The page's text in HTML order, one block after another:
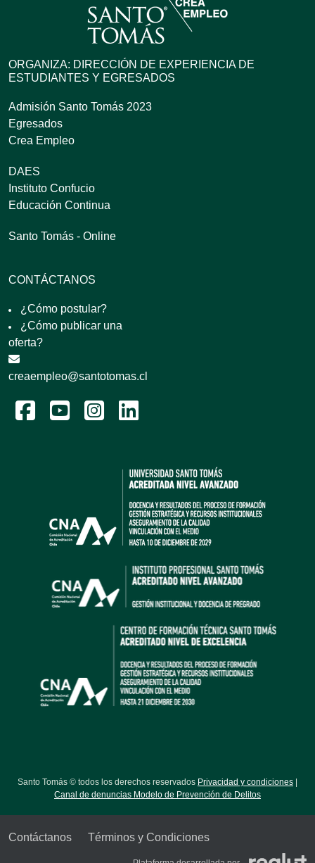
ORGANIZA: DIRECCIÓN DE EXPERIENCIA DE
ESTUDIANTES Y EGRESADOS
Admisión Santo Tomás 2023
Egresados
Crea Empleo
DAES
Instituto Confucio
Educación Continua
Santo Tomás - Online
CONTÁCTANOS
¿Cómo postular?
¿Cómo publicar una
oferta?
creaempleo@santotomas.cl
Santo Tomás © todos los derechos reservados Privacidad y condiciones
Canal de denuncias Modelo de Prevención de Delitos
Contáctanos Términos y Condiciones